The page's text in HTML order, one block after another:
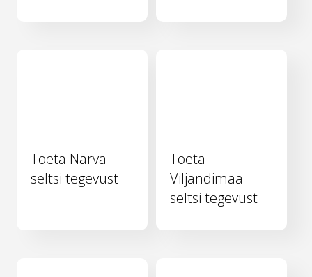
Toeta Narva
seltsi tegevust
Toeta
Viljandimaa
seltsi tegevust